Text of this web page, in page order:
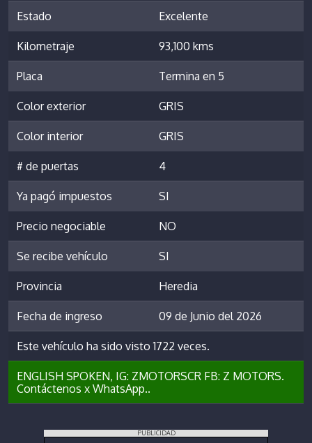
Estado Excelente
Kilometraje 93,100 kms
Placa Termina en 5
Color exterior GRIS
Color interior GRIS
# de puertas 4
Ya pagó impuestos SI
Precio negociable NO
Se recibe vehículo SI
Provincia Heredia
Fecha de ingreso 09 de Junio del 2026
Este vehículo ha sido visto 1722 veces.
ENGLISH SPOKEN, IG: ZMOTORSCR FB: Z MOTORS.
Contáctenos x WhatsApp..
PUBLICIDAD